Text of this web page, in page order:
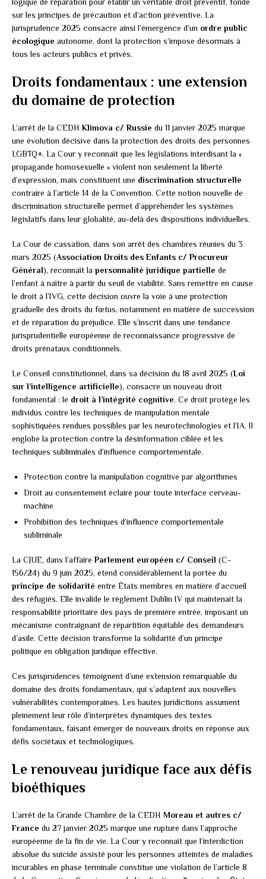
sur les principes de précaution et d’action préventive. La
jurisprudence 2025 consacre ainsi l’émergence d’un ordre public
écologique autonome, dont la protection s’impose désormais à
tous les acteurs publics et privés.
Droits fondamentaux : une extension
du domaine de protection
L’arrêt de la CEDHKlimova c/ Russie du 11 janvier 2025 marque
une évolution décisive dans la protection des droits des personnes
LGBTQ+. La Cour y reconnaît que les législations interdisant la «
propagande homosexuelle » violent non seulement la liberté
d’expression, mais constituent une discrimination structurelle
contraire à l’article 14 de la Convention. Cette notion nouvelle de
discrimination structurelle permet d’appréhender les systèmes
législatifs dans leur globalité, au-delà des dispositions individuelles.
La Cour de cassation, dans son arrêt des chambres réunies du 3
mars 2025 (Association Droits des Enfants c/ Procureur
Général), reconnaît la personnalité juridique partielle de
l’enfant à naître à partir du seuil de viabilité. Sans remettre en cause
le droit à l’IVG, cette décision ouvre la voie à une protection
graduelle des droits du fœtus, notamment en matière de succession
et de réparation du préjudice. Elle s’inscrit dans une tendance
jurisprudentielle européenne de reconnaissance progressive de
droits prénataux conditionnels.
Le Conseil constitutionnel, dans sa décision du 18 avril 2025 (Loi
sur l’intelligence artificielle), consacre un nouveau droit
fondamental : le droit à l’intégrité cognitive. Ce droit protège les
individus contre les techniques de manipulation mentale
sophistiquées rendues possibles par les neurotechnologies et l’IA. Il
englobe la protection contre la désinformation ciblée et les
techniques subliminales d’influence comportementale.
Protection contre la manipulation cognitive par algorithmes
Droit au consentement éclairé pour toute interface cerveau-
machine
Prohibition des techniques d’influence comportementale
subliminale
La CJUE, dans l’affaireParlement européen c/ Conseil (C-
156/24) du 9 juin 2025, étend considérablement la portée du
principe de solidarité entre États membres en matière d’accueil
des réfugiés. Elle invalide le règlement Dublin IV qui maintenait la
responsabilité prioritaire des pays de première entrée, imposant un
mécanisme contraignant de répartition équitable des demandeurs
d’asile. Cette décision transforme la solidarité d’un principe
politique en obligation juridique effective.
Ces jurisprudences témoignent d’une extension remarquable du
domaine des droits fondamentaux, qui s’adaptent aux nouvelles
vulnérabilités contemporaines. Les hautes juridictions assument
pleinement leur rôle d’interprètes dynamiques des textes
fondamentaux, faisant émerger de nouveaux droits en réponse aux
défis sociétaux et technologiques.
Le renouveau juridique face aux défis
bioéthiques
L’arrêt de la Grande Chambre de la CEDH Moreau et autres c/
France du 27 janvier 2025 marque une rupture dans l’approche
européenne de la fin de vie. La Cour y reconnaît que l’interdiction
absolue du suicide assisté pour les personnes atteintes de maladies
incurables en phase terminale constitue une violation de l’article 8